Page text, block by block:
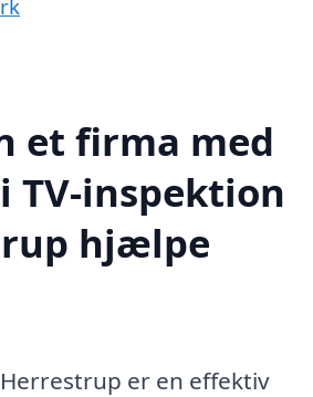
et firma med
TV-inspektion
hjælpe
er en effektiv